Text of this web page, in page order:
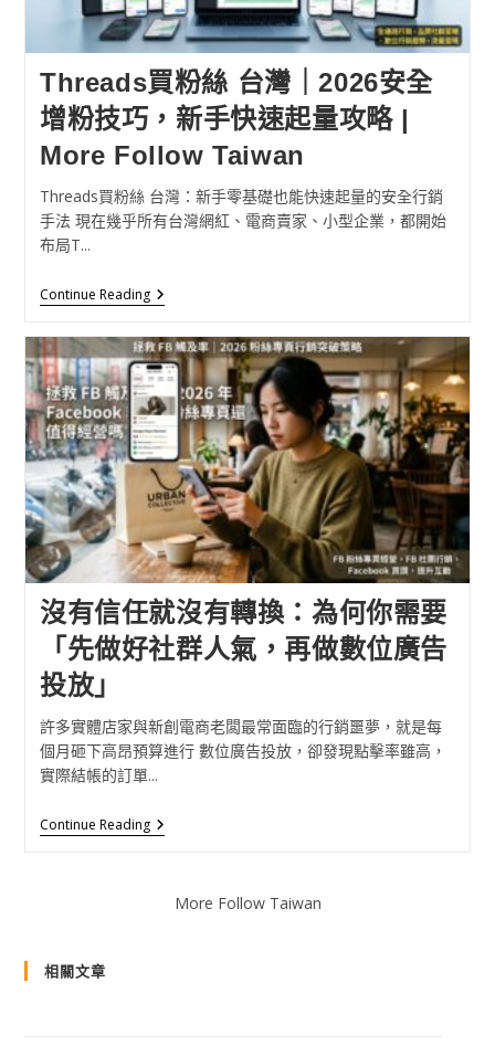
Threads買粉絲 台灣｜2026安全
增粉技巧，新手快速起量攻略 |
More Follow Taiwan
Threads買粉絲 台灣：新手零基礎也能快速起量的安全行銷
手法 現在幾乎所有台灣網紅、電商賣家、小型企業，都開始
布局T...
Continue Reading
沒有信任就沒有轉換：為何你需要
「先做好社群人氣，再做數位廣告
投放」
許多實體店家與新創電商老闆最常面臨的行銷噩夢，就是每
個月砸下高昂預算進行 數位廣告投放，卻發現點擊率雖高，
實際結帳的訂單...
Continue Reading
More Follow Taiwan
相關文章